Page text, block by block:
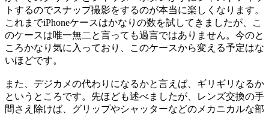
トするのでスナップ撮影をするのが本当に楽しくなります。
これまでiPhoneケースはかなりの数を試してきましたが、こ
のケースは唯一無二と言っても過言ではありません。今のと
ころかなり気に入っており、このケースから変える予定はな
いほどです。
また、デジカメの代わりになるかと言えば、ギリギリなるか
というところです。先ほども述べましたが、レンズ交換の手
間さえ除けば、グリップやシャッターなどのメカニカルな部